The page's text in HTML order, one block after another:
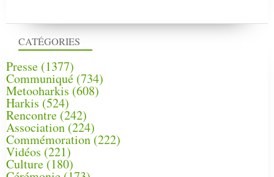
CATÉGORIES
Presse (1377)
Communiqué (734)
Metooharkis (608)
Harkis (524)
Rencontre (242)
Association (224)
Commémoration(222)
Vidéos (221)
Culture(180)